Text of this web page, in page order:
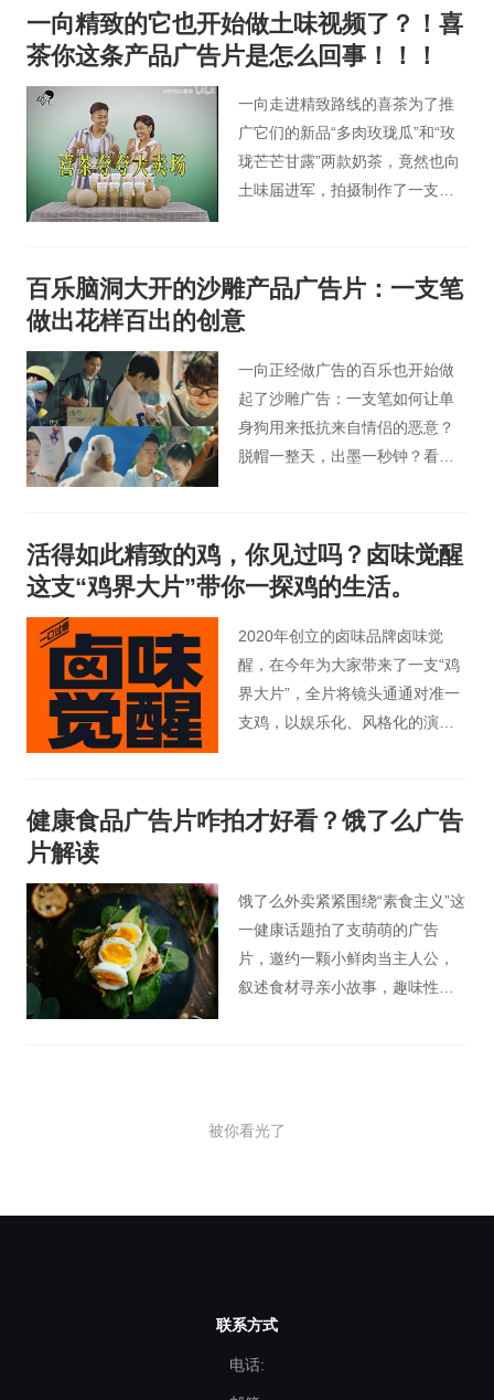
颦一笑顾盼生辉，举手抬足间随
性洒脱，完美诠释了“岁月不败美
人”。
一向精致的它也开始做土味视频了？！喜
茶你这条产品广告片是怎么回事！！！
一向走进精致路线的喜茶为了推
广它们的新品“多肉玫珑瓜”和“玫
珑芒芒甘露”两款奶茶，竟然也向
土味届进军，拍摄制作了一支复
百乐脑洞大开的沙雕产品广告片：一支笔
做出花样百出的创意
一向正经做广告的百乐也开始做
起了沙雕广告：一支笔如何让单
身狗用来抵抗来自情侣的恶意？
脱帽一整天，出墨一秒钟？看完
操作！
活得如此精致的鸡，你见过吗？卤味觉醒
这支“鸡界大片”带你一探鸡的生活。
2020年创立的卤味品牌卤味觉
醒，在今年为大家带来了一支“鸡
界大片”，全片将镜头通通对准一
支鸡，以娱乐化、风格化的演
面前。
健康食品广告片咋拍才好看？饿了么广告
片解读
饿了么外卖紧紧围绕“素食主义”这
一健康话题拍了支萌萌的广告
片，邀约一颗小鲜肉当主人公，
叙述食材寻亲小故事，趣味性开
被你看光了
联系方式
电话: